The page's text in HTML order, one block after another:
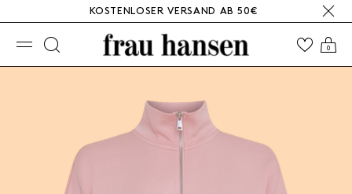
KOSTENLOSER VERSAND AB 50€
0
☰